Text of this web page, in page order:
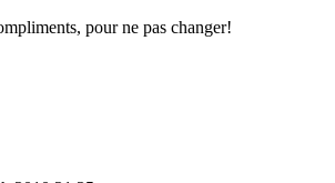
pour ne pas changer!